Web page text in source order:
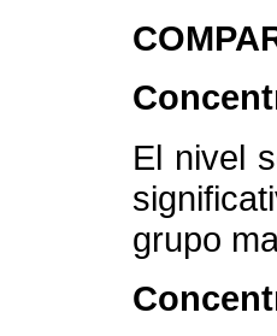
El nivel
grupo